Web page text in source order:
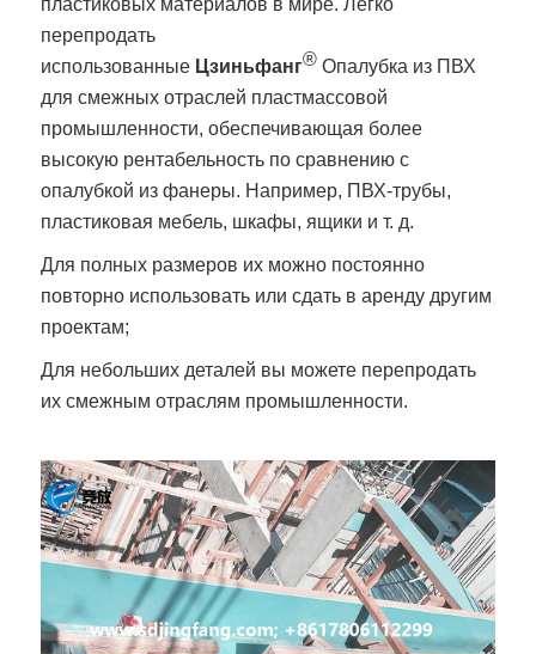
пластиковых материалов в мире. Легко
перепродать
использованные Цзиньфанг® Опалубка из ПВХ
для смежных отраслей пластмассовой
промышленности, обеспечивающая более
высокую рентабельность по сравнению с
опалубкой из фанеры. Например, ПВХ-трубы,
пластиковая мебель, шкафы, ящики и т. д.
Для полных размеров их можно постоянно
повторно использовать или сдать в аренду другим
проектам;
Для небольших деталей вы можете перепродать
их смежным отраслям промышленности.